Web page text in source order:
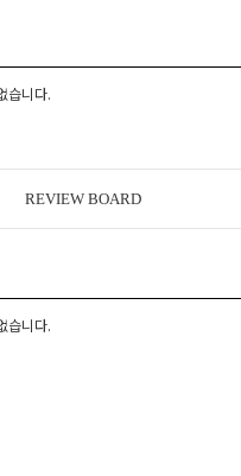
습니다.
REVIEW BOARD
습니다.